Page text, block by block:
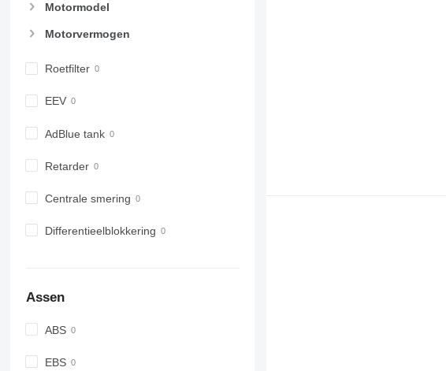
Motormodel
Motorvermogen
Roetfilter
EEV
AdBlue tank
Retarder
Centrale smering
Differentieelblokkering
Assen
ABS
EBS